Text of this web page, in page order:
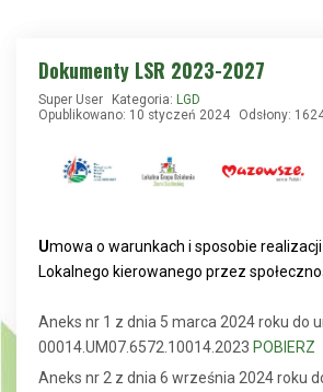
Dokumenty LSR 2023-2027
Super User Kategoria: LGD
Opublikowano: 10 styczeń 2024
Odsłony:
Umowa o warunkach i sposobie
Lokalnego kierowanego przez
Aneks nr 1 z dnia 5 marca 2024 roku do
00014.UM07.6572.10014.2023 POBIERZ
Aneks nr 2 z dnia 6 września 2024 roku